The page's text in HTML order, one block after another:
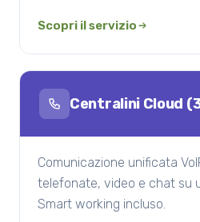
Scopri il servizio
Centralini Cloud
Comunicazione unificata
telefonate, video e chat su
Smart working incluso.